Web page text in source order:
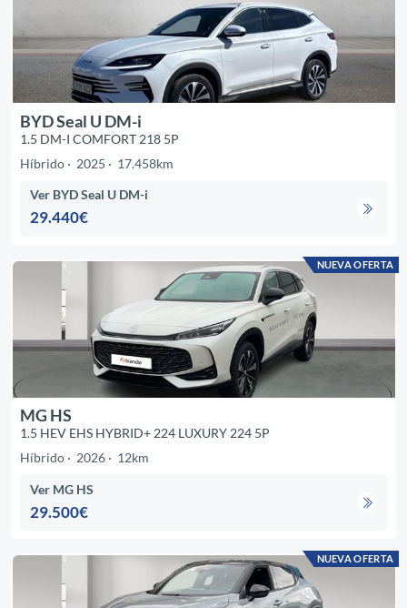
BYD Seal U DM-i
1.5 DM-I COMFORT 218 5P
Híbrido
2025 17.458km
Ver BYD Seal U DM-i
29.440€
NUEVA OFERTA
MG HS
1.5 HEV EHS HYBRID+ 224 LUXURY 224 5P
Híbrido
2026 12km
Ver MG HS
29.500€
NUEVA OFERTA